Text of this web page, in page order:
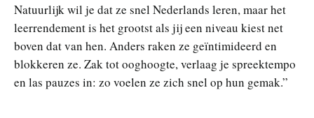
Natuurlijk wil je dat ze snel Nederlands leren, maar het
leerrendement is het grootst als jij een niveau kiest net
boven dat van hen. Anders raken ze geïntimideerd en
blokkeren ze. Zak tot ooghoogte, verlaag je spreektempo
en las pauzes in: zo voelen ze zich snel op hun gemak.”